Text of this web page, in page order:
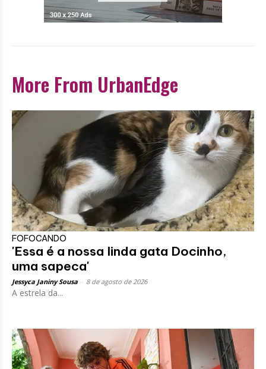
More From UrbanEdge
FOFOCANDO
'Essa é a nossa linda gata Docinho,
uma sapeca'
Jessyca Janiny Sousa 8 de agosto de 2026
A estrela da...